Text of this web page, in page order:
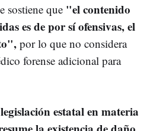
sostiene que "el contenido
es de por sí ofensivas, el
por lo que no considera
forense adicional para
estatal en materia